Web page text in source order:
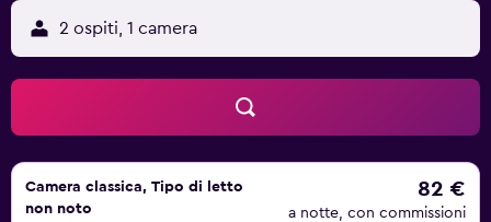
2 ospiti, 1 camera
Camera classica, Tipo di letto
non noto
82 €
a notte, con commissioni